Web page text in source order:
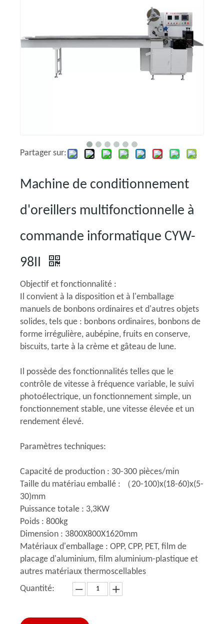
Partager sur:
Machine de conditionnement
d'oreillers multifonctionnelle à
commande informatique CYW-
98II
Objectif et fonctionnalité :
Il convient à la disposition et à l'emballage
manuels de bonbons ordinaires et d'autres objets
solides, tels que : bonbons ordinaires, bonbons de
forme irrégulière, aubépine, fruits en conserve,
biscuits, tarte à la crème et gâteau de lune.
Il possède des fonctionnalités telles que le
contrôle de vitesse à fréquence variable, le suivi
photoélectrique, un fonctionnement simple, un
fonctionnement stable, une vitesse élevée et un
rendement élevé.
Paramètres techniques:
Capacité de production : 30-300 pièces/min
Taille du matériau emballé : （20-100)x(18-60)x(5-
30)mm
Puissance totale : 3,3KW
Poids : 800kg
Dimension : 3800X800X1620mm
Matériaux d'emballage : OPP, CPP, PET, film de
placage d'aluminium, film aluminium-plastique et
autres matériaux thermoscellables
Quantité: